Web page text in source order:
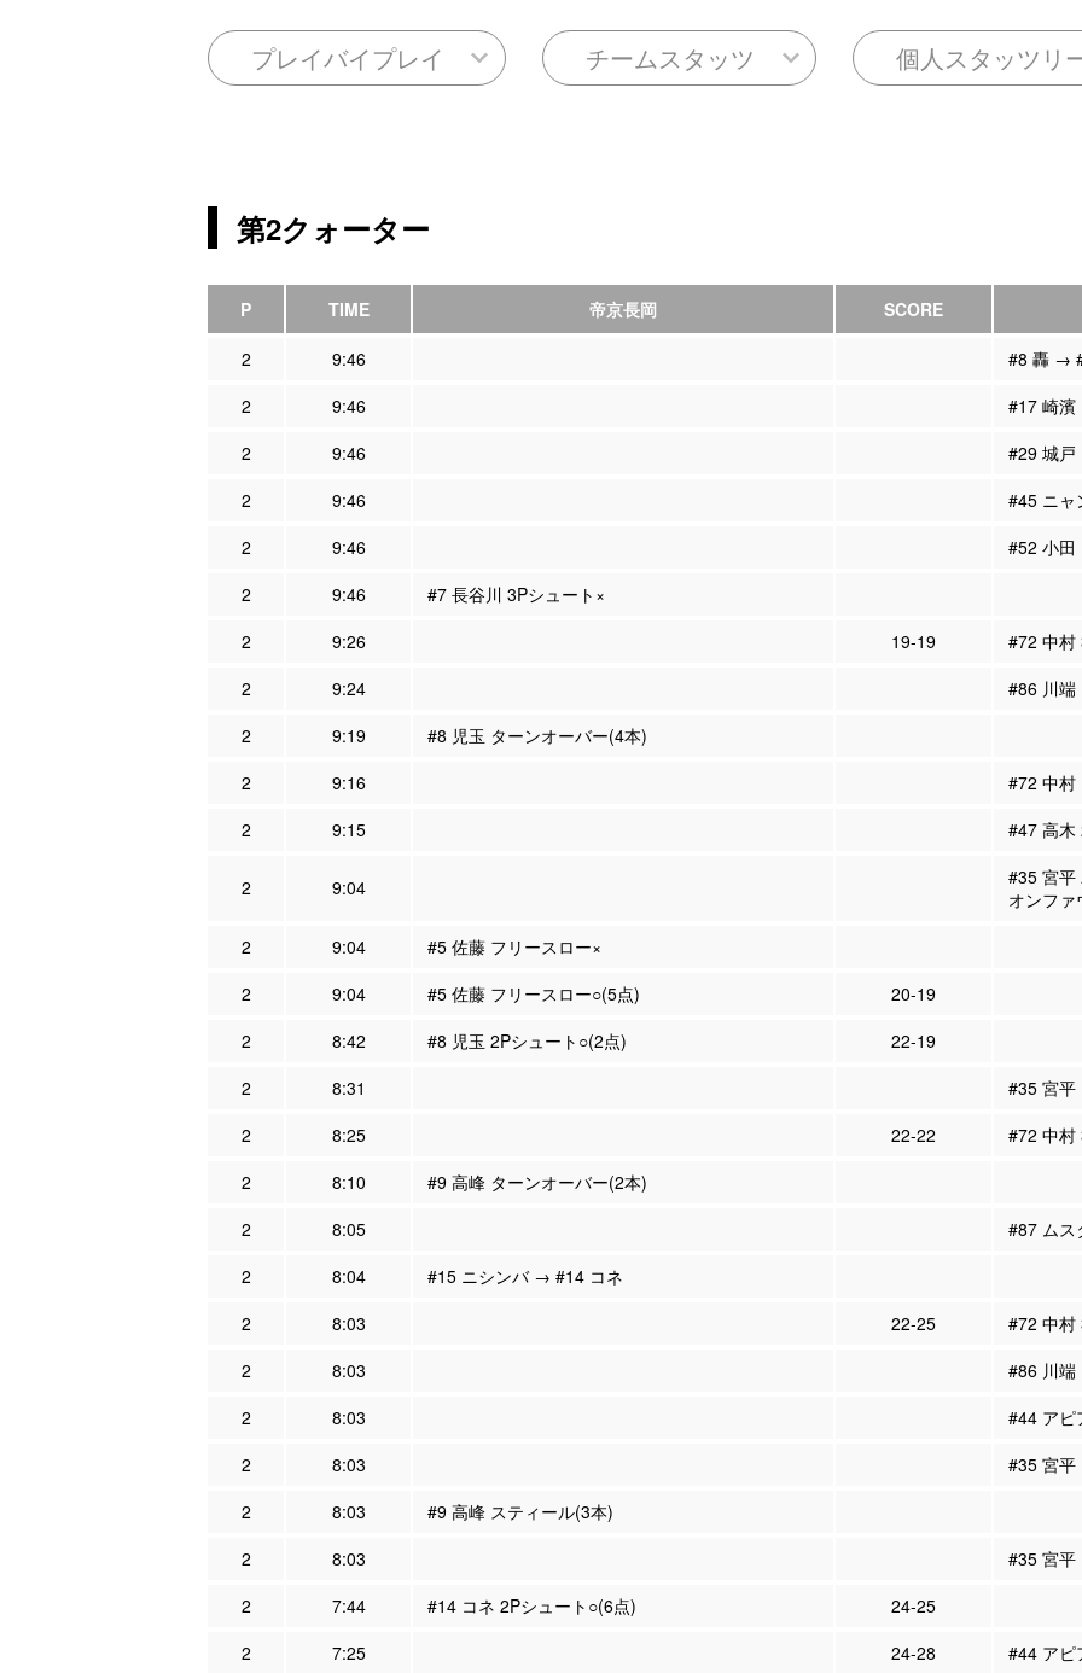
プレイバイプレイ チームスタッツ 個人スタッツリ
第2クォーター
P TIME 帝京長岡 SCORE
2 9:46
#8 轟 →
2
9:46
#17 崎
2
9:46
#29 城
2
9:46
#45 ニ
2
9:46
#52 小
2
9:46
#7 長谷川 3Pシュート×
2
9:26 19-19
#72 中村
2
9:24
#86 川端
2
9:19
#8 児玉 ターンオーバー(4本)
2
9:16
#72 中村
2
9:15 #47 高木
2 9:04
#35 宮平
オンファ
2
9:04
#5 佐藤 フリースロー×
2
9:04 #5 佐藤 フリースロー○(5点)
20-19
2
8:42 #8 児玉 2Pシュート○(2点)
22-19
2
8:31
#35 宮
2
8:25 22-22
#72 中村
2
8:10
#9 高峰 ターンオーバー(2本)
2
8:05
#87 ムス
2
8:04
#15 ニシンバ → #14 コネ
2
8:03 22-25
#72 中村
2
8:03
#86 川端
2
8:03
#44 ア
2
8:03
#35 宮平
2
8:03
#9 高峰 スティール(3本)
2
8:03
#35 宮
2
7:44 #14 コネ 2Pシュート○(6点)
24-25
2
7:25 24-28
#44 アピ